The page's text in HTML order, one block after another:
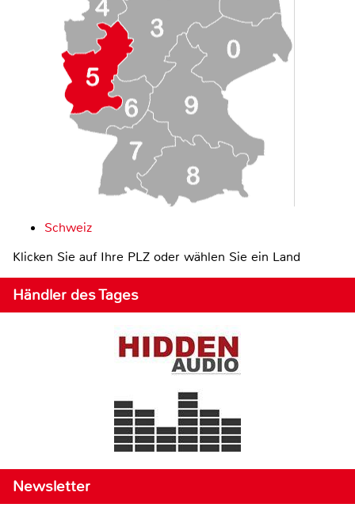
Schweiz
Klicken Sie auf Ihre PLZ oder wählen Sie ein Land
Händler des Tages
Newsletter